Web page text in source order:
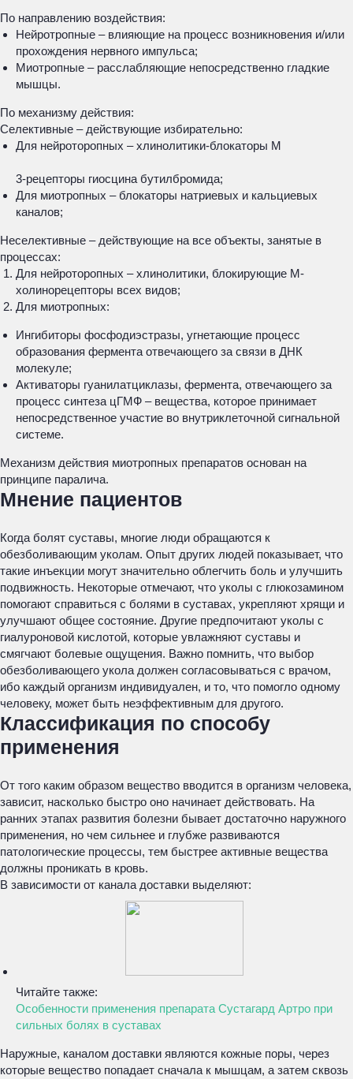
По направлению воздействия:
Нейротропные – влияющие на процесс возникновения и/или
прохождения нервного импульса;
Миотропные – расслабляющие непосредственно гладкие
мышцы.
По механизму действия:
Селективные – действующие избирательно:
Для нейроторопных – хлинолитики-блокаторы М
3-рецепторы гиосцина бутилбромида;
Для миотропных – блокаторы натриевых и кальциевых
каналов;
Неселективные – действующие на все объекты, занятые в
процессах:
Для нейроторопных – хлинолитики, блокирующие М-
холинорецепторы всех видов;
Для миотропных:
Ингибиторы фосфодиэстразы, угнетающие процесс
образования фермента отвечающего за связи в ДНК
молекуле;
Активаторы гуанилатциклазы, фермента, отвечающего за
процесс синтеза цГМФ – вещества, которое принимает
непосредственное участие во внутриклеточной сигнальной
системе.
Механизм действия миотропных препаратов основан на
принципе паралича.
Мнение пациентов
Когда болят суставы, многие люди обращаются к
обезболивающим уколам. Опыт других людей показывает, что
такие инъекции могут значительно облегчить боль и улучшить
подвижность. Некоторые отмечают, что уколы с глюкозамином
помогают справиться с болями в суставах, укрепляют хрящи и
улучшают общее состояние. Другие предпочитают уколы с
гиалуроновой кислотой, которые увлажняют суставы и
смягчают болевые ощущения. Важно помнить, что выбор
обезболивающего укола должен согласовываться с врачом,
ибо каждый организм индивидуален, и то, что помогло одному
человеку, может быть неэффективным для другого.
Классификация по способу
применения
От того каким образом вещество вводится в организм человека,
зависит, насколько быстро оно начинает действовать. На
ранних этапах развития болезни бывает достаточно наружного
применения, но чем сильнее и глубже развиваются
патологические процессы, тем быстрее активные вещества
должны проникать в кровь.
В зависимости от канала доставки выделяют:
Читайте также:
Особенности применения препарата Сустагард Артро при
сильных болях в суставах
Наружные, каналом доставки являются кожные поры, через
которые вещество попадает сначала к мышцам, а затем сквозь